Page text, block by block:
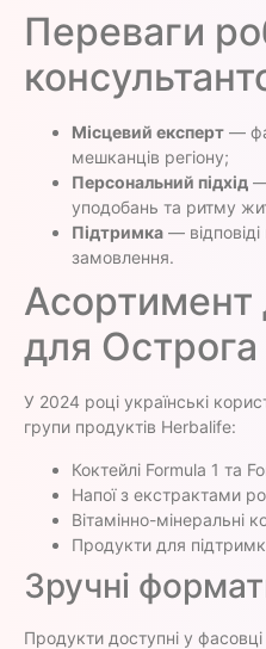
Переваги
Місцевий експерт —
мешканців регіону;
Персональний підхід
уподобань та ритму
Підтримка —
замовлення.
Асортимент
для Острога
У 2024 році українські
групи продуктів Herbalife:
Коктейлі Formula 1 та
Напої з екстрактами
Вітамінно-мінеральні
Продукти для
Зручні
Продукти доступні у